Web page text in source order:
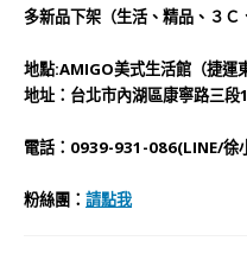
地點:AMIGO美式生活館（捷運
地址：台北市內湖區康寧路三
電話 ：0939-931-086(LINE/徐
粉絲團： 請點我